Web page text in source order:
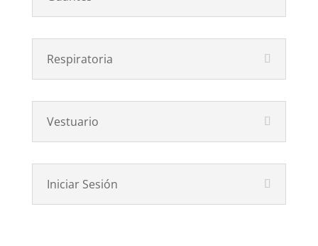
Respiratoria
Vestuario
Iniciar Sesión